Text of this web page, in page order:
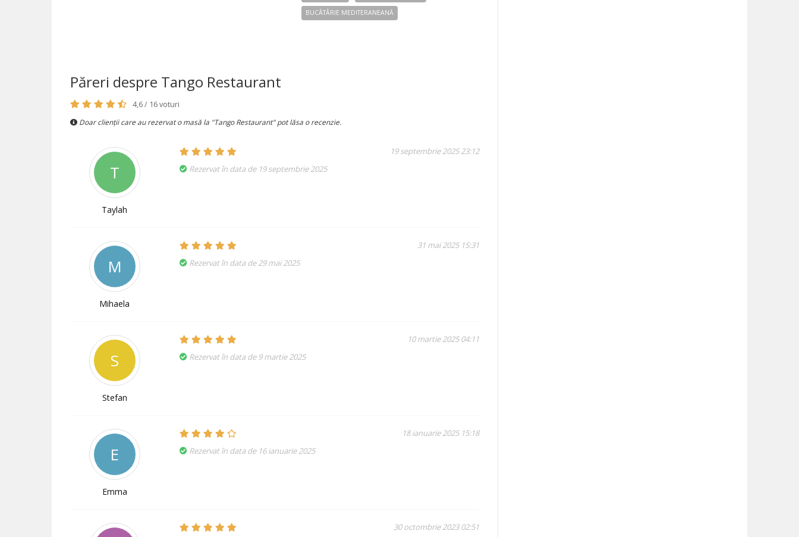
BUCÃTÃRIE MEDITERANEANĂ
Păreri despre Tango Restaurant
4,6 / 16 voturi
Doar clienții care au rezervat o masă la "Tango Restaurant" pot lăsa o recenzie.
T
Taylah
19 septembrie 2025 23:12
Rezervat în data de 19 septembrie 2025
M
Mihaela
31 mai 2025 15:31
Rezervat în data de 29 mai 2025
S
Stefan
10 martie 2025 04:11
Rezervat în data de 9 martie 2025
E
Emma
18 ianuarie 2025 15:18
Rezervat în data de 16 ianuarie 2025
30 octombrie 2023 02:51